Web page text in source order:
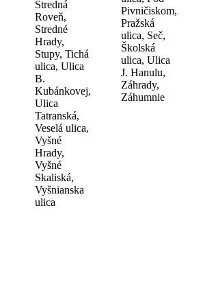
Stredná
Roveň,
Stredné
Hrady,
Stupy, Tichá
ulica, Ulica
B.
Kubánkovej,
Ulica
Tatranská,
Veselá ulica,
Vyšné
Hrady,
Vyšné
Skaliská,
Vyšnianska
ulica
Pivničiskom,
Pražská
ulica, Seč,
Školská
ulica, Ulica
J. Hanulu,
Záhrady,
Záhumnie